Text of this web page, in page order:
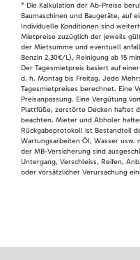
* Die Kalkulation der Ab-Preise
Baumaschinen und Baugeräte, auf
Individuelle Konditionen sind
Mietpreise zuzüglich der jeweils
der Mietsumme und eventuell
Benzin 2,30€/L), Reinigung ab 15
Der Tagesmietpreis basiert auf
d. h. Montag bis Freitag. Jede
Tagesmietpreises berechnet. Eine
Preisanpassung. Eine Vergütung
Plattfüße, zerstörte Decken haftet
beachten. Mieter und Abholer
Rückgabeprotokoll ist Bestandteil
Wartungsarbeiten Öl, Wasser
der MB-Versicherung sind
Untergang, Verschleiss, Reifen,
oder vorsätzlicher Verursachung